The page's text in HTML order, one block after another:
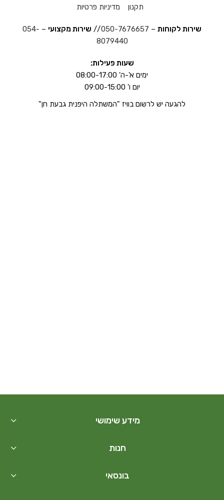
תקנון
מדיניות פרטיות
שירות לקוחות –
050-7676657
// שירות מקצועי –
054-
8079440
שעות פעילות:
ימים א'-ה' 08:00-17:00
יום ו' 09:00-15:00
להגעה יש לרשום בוויז "המשתלה היפנית גבעת חן"
מידע שימושי
חנות
בונסאי